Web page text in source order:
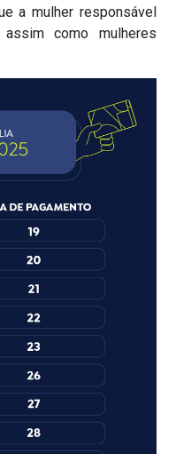
a mulher responsável
como mulheres